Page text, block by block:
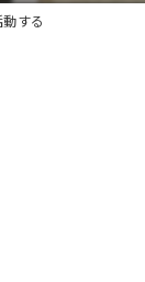
する